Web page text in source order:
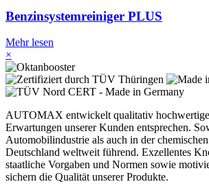
Benzinsystemreiniger PLUS
Mehr lesen
×
AUTOMAX entwickelt qualitativ hochwertige
Erwartungen unserer Kunden entsprechen.
Automobilindustrie als auch in der
Deutschland weltweit führend. Exzellentes
staatliche Vorgaben und Normen sowie
sichern die Qualität unserer Produkte.